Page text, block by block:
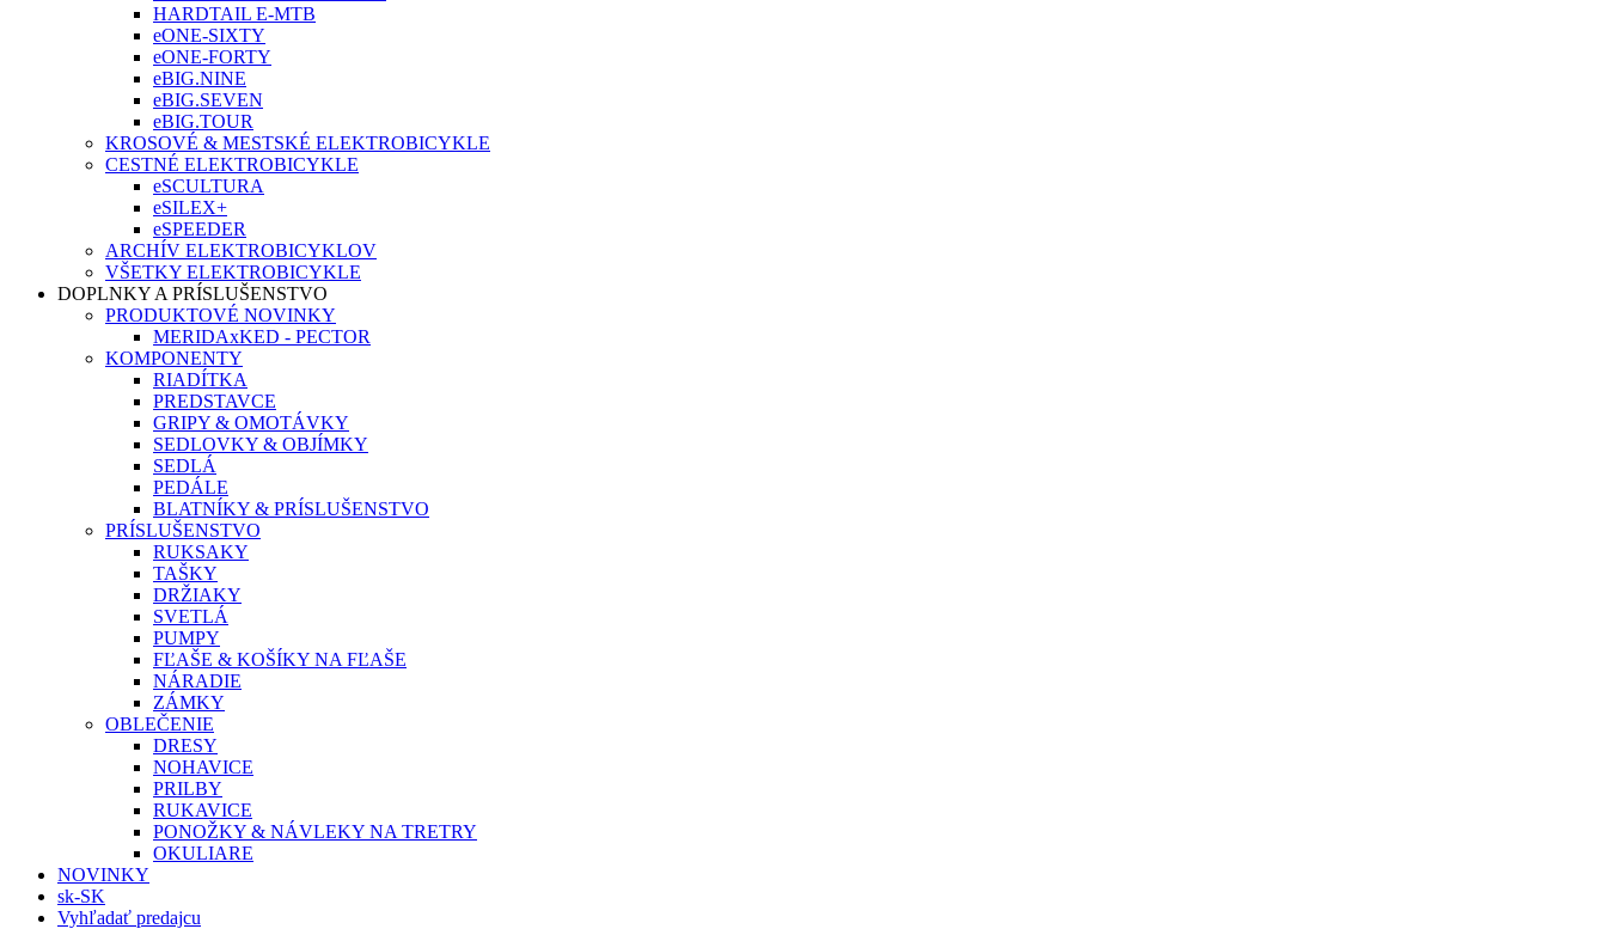
HARDTAIL E-MTB
eONE-SIXTY
eONE-FORTY
eBIG.NINE
eBIG.SEVEN
eBIG.TOUR
KROSOVÉ & MESTSKÉ ELEKTROBICYKLE
CESTNÉ ELEKTROBICYKLE
eSCULTURA
eSILEX+
eSPEEDER
ARCHÍV ELEKTROBICYKLOV
VŠETKY ELEKTROBICYKLE
DOPLNKY A PRÍSLUŠENSTVO
PRODUKTOVÉ NOVINKY
MERIDAxKED - PECTOR
KOMPONENTY
RIADÍTKA
PREDSTAVCE
GRIPY & OMOTÁVKY
SEDLOVKY & OBJÍMKY
SEDLÁ
PEDÁLE
BLATNÍKY & PRÍSLUŠENSTVO
PRÍSLUŠENSTVO
RUKSAKY
TAŠKY
DRŽIAKY
SVETLÁ
PUMPY
FĽAŠE & KOŠÍKY NA FĽAŠE
NÁRADIE
ZÁMKY
OBLEČENIE
DRESY
NOHAVICE
PRILBY
RUKAVICE
PONOŽKY & NÁVLEKY NA TRETRY
OKULIARE
NOVINKY
sk-SK
Vyhľadať predajcu